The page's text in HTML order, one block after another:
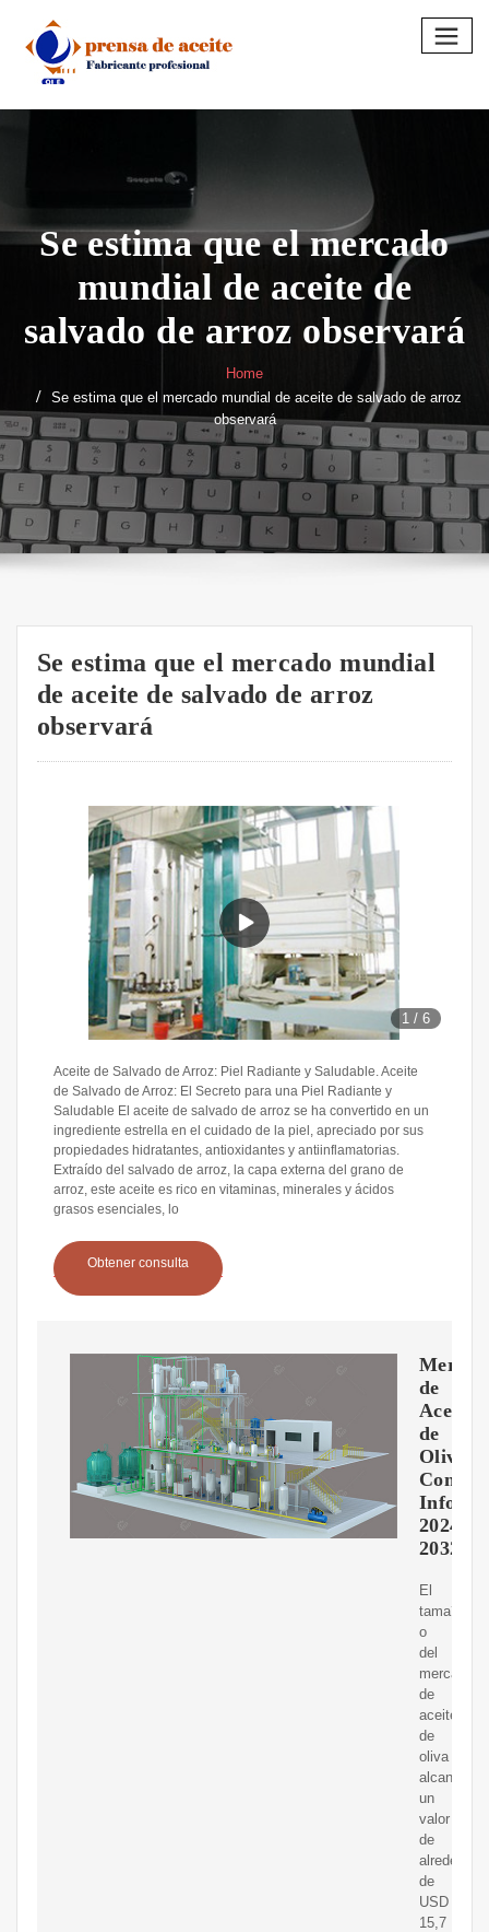
content
Se estima que el mercado
mundial de aceite de
salvado de arroz observará
Home
Se estima que el mercado mundial de aceite de salvado de arroz
observará
Se estima que el mercado mundial
de aceite de salvado de arroz
observará
1 /6
Aceite de Salvado de Arroz: Piel Radiante y Saludable. Aceite
de Salvado de Arroz: El Secreto para una Piel Radiante y
Saludable El aceite de salvado de arroz se ha convertido en un
ingrediente estrella en el cuidado de la piel, apreciado por sus
propiedades hidratantes, antioxidantes y antiinflamatorias.
Extraído del salvado de arroz, la capa externa del grano de
arroz, este aceite es rico en vitaminas, minerales y ácidos
grasos esenciales, lo
Obtener consulta
de
Aceite
de
Oliva,
2024-
2032
El
tama?
o
del
mercado
de
aceite
de
oliva
alcanzó
un
valor
de
alrededor
de
USD
15,7